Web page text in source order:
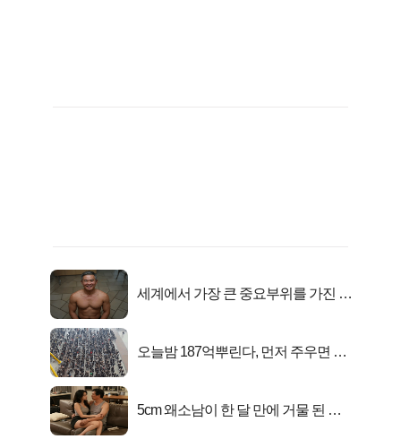
세계에서 가장 큰 중요부위를 가진 남
오늘밤 187억뿌린다, 먼저 주우면 최
5cm 왜소남이 한 달 만에 거물 된 사